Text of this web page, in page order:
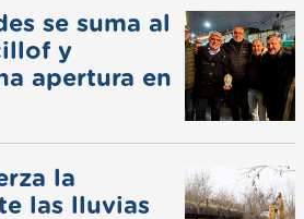
se suma al
y
apertura en
la
las lluvias